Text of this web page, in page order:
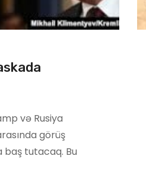
və Rusiya
görüş
baş tutacaq. Bu